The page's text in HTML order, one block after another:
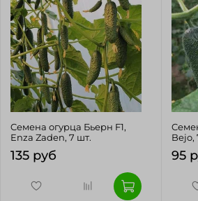
Cемена огурца Бьерн F1,
Enza Zaden, 7 шт.
135 руб
Bejo,
95